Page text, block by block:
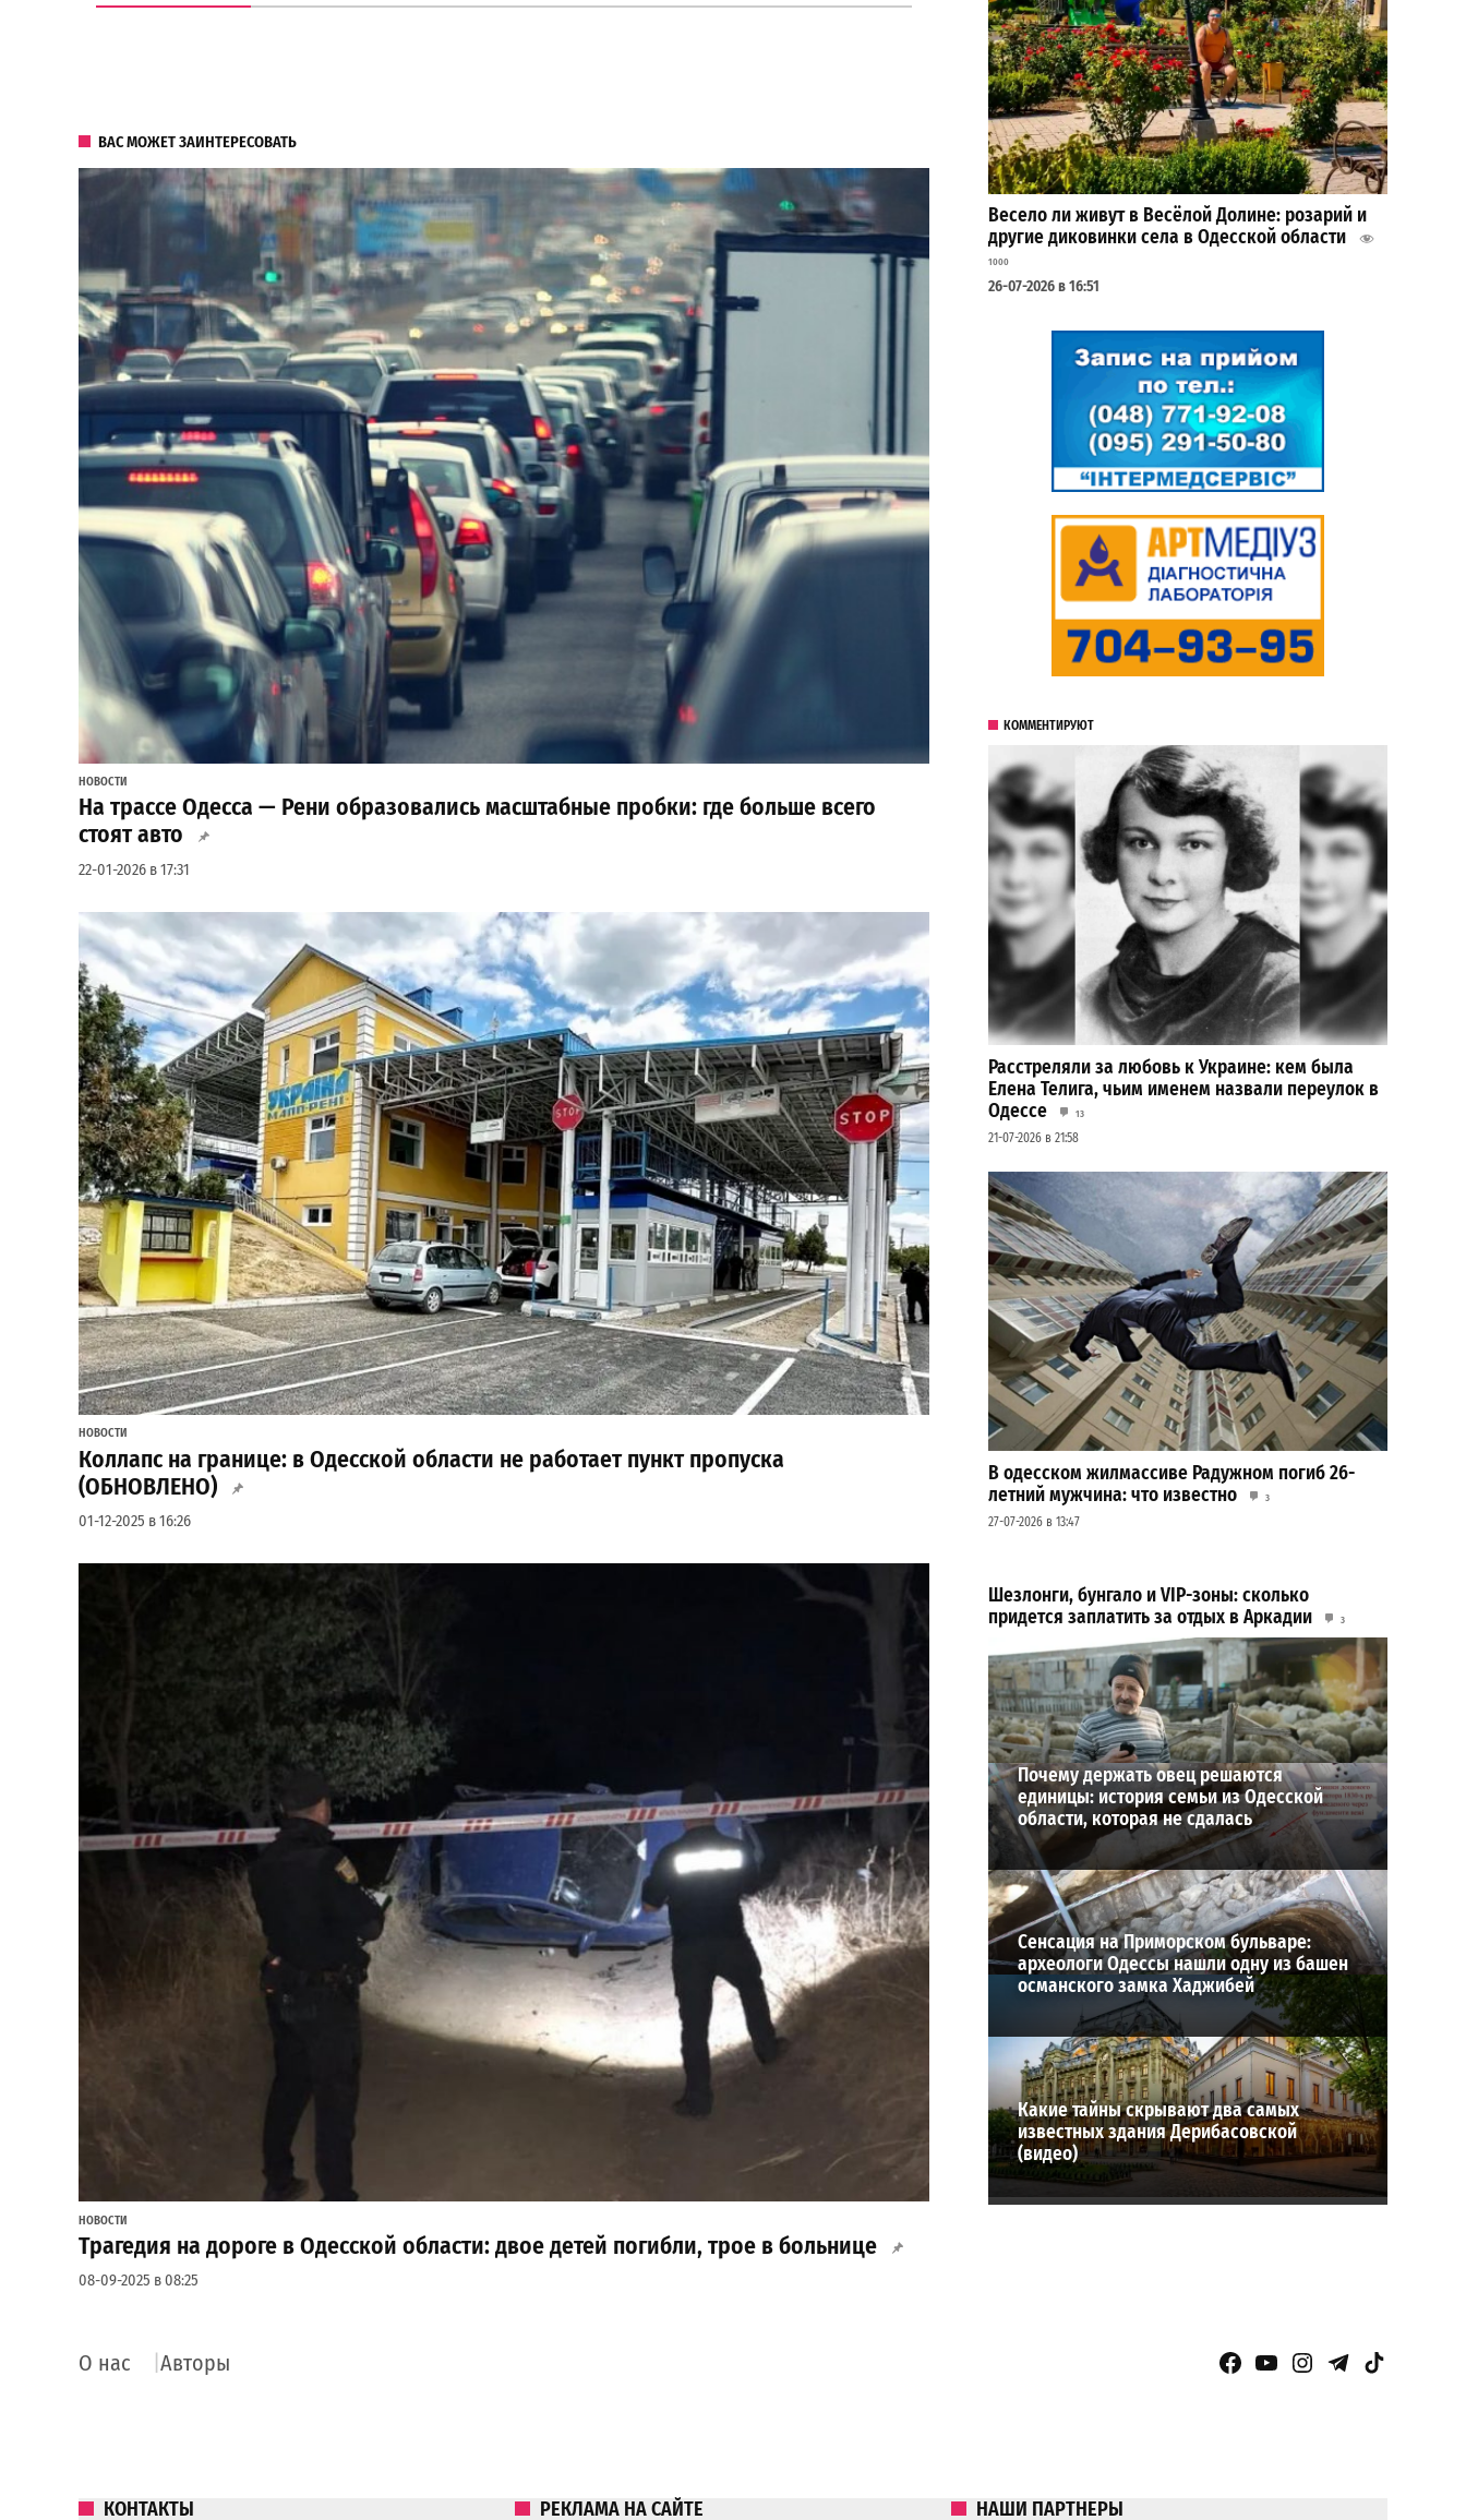
ВАС МОЖЕТ ЗАИНТЕРЕСОВАТЬ
НОВОСТИ
На трассе Одесса — Рени образовались масштабные пробки: где больше всего
стоят авто
22-01-2026 в 17:31
НОВОСТИ
Коллапс на границе: в Одесской области не работает пункт пропуска
(ОБНОВЛЕНО)
01-12-2025 в 16:26
НОВОСТИ
Трагедия на дороге в Одесской области: двое детей погибли, трое в больнице
08-09-2025 в 08:25
Весело ли живут в Весёлой Долине: розарий и
другие диковинки села в Одесской области
1000
26-07-2026 в 16:51
КОММЕНТИРУЮТ
Расстреляли за любовь к Украине: кем была
Елена Телига, чьим именем назвали переулок в
Одессе
13
21-07-2026 в 21:58
В одесском жилмассиве Радужном погиб 26-
летний мужчина: что известно
3
27-07-2026 в 13:47
Шезлонги, бунгало и VIP-зоны: сколько
придется заплатить за отдых в Аркадии
3
ВИБОР РЕДАКЦИИ
Почему держать овец решаются
единицы: история семьи из Одесской
области, которая не сдалась
Сенсация на Приморском бульваре:
археологи Одессы нашли одну из башен
османского замка Хаджибей
Какие тайны скрывают два самых
известных здания Дерибасовской
(видео)
О нас Авторы Facebook Page
YouTubeInstagram
Telegram
TikTok
КОНТАКТЫ РЕКЛАМА НА САЙТЕ НАШИ ПАРТНЕРЫ